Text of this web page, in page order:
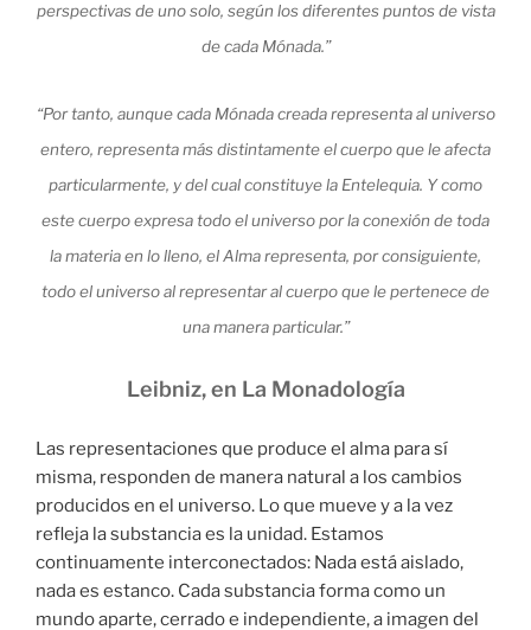
perspectivas de uno solo, según los diferentes puntos de vista
de cada Mónada.”
“Por tanto, aunque cada Mónada creada representa al universo
entero, representa más distintamente el cuerpo que le afecta
particularmente, y del cual constituye la Entelequia. Y como
este cuerpo expresa todo el universo por la conexión de toda
la materia en lo lleno, el Alma representa, por consiguiente,
todo el universo al representar al cuerpo que le pertenece de
una manera particular.”
Leibniz, en La Monadología
Las representaciones que produce el alma para sí
misma, responden de manera natural a los cambios
producidos en el universo. Lo que mueve y a la vez
refleja la substancia es la unidad. Estamos
continuamente interconectados: Nada está aislado,
nada es estanco. Cada substancia forma como un
mundo aparte, cerrado e independiente, a imagen del